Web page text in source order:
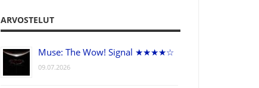
ARVOSTELUT
Muse: The Wow! Signal ★★★★☆
09.07.2026